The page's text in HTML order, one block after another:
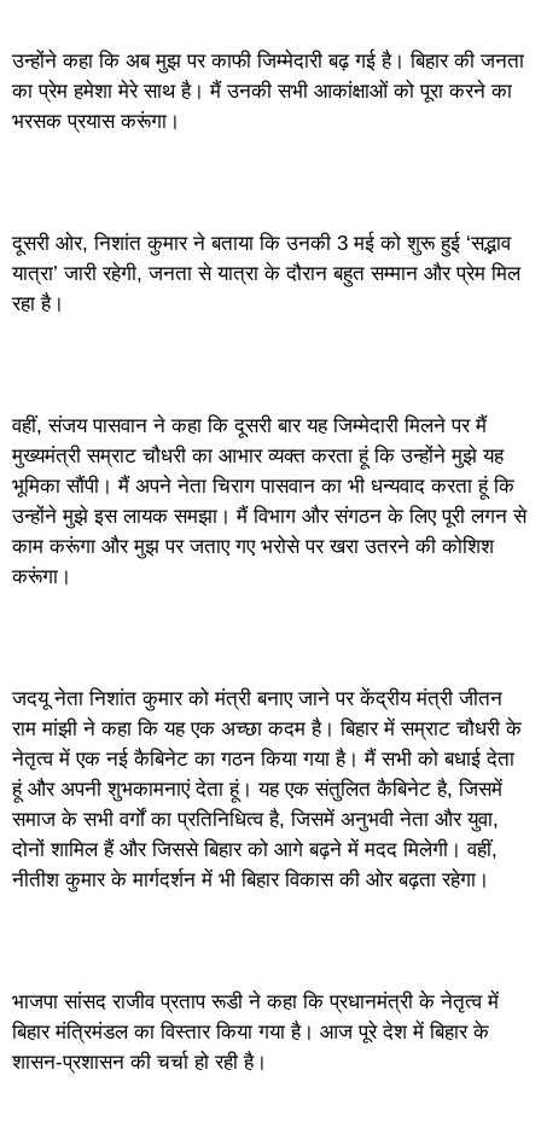
उन्होंने कहा कि अब मुझ पर काफी जिम्मेदारी बढ़ गई है। बिहार की जनता
का प्रेम हमेशा मेरे साथ है। मैं उनकी सभी आकांक्षाओं को पूरा करने का
भरसक प्रयास करूंगा।
दूसरी ओर, निशांत कुमार ने बताया कि उनकी 3 मई को शुरू हुई ‘सद्भाव
यात्रा’ जारी रहेगी, जनता से यात्रा के दौरान बहुत सम्मान और प्रेम मिल
रहा है।
वहीं, संजय पासवान ने कहा कि दूसरी बार यह जिम्मेदारी मिलने पर मैं
मुख्यमंत्री सम्राट चौधरी का आभार व्यक्त करता हूं कि उन्होंने मुझे यह
भूमिका सौंपी। मैं अपने नेता चिराग पासवान का भी धन्यवाद करता हूं कि
उन्होंने मुझे इस लायक समझा। मैं विभाग और संगठन के लिए पूरी लगन से
काम करूंगा और मुझ पर जताए गए भरोसे पर खरा उतरने की कोशिश
करूंगा।
जदयू नेता निशांत कुमार को मंत्री बनाए जाने पर केंद्रीय मंत्री जीतन
राम मांझी ने कहा कि यह एक अच्छा कदम है। बिहार में सम्राट चौधरी के
नेतृत्व में एक नई कैबिनेट का गठन किया गया है। मैं सभी को बधाई देता
हूं और अपनी शुभकामनाएं देता हूं। यह एक संतुलित कैबिनेट है, जिसमें
समाज के सभी वर्गों का प्रतिनिधित्व है, जिसमें अनुभवी नेता और युवा,
दोनों शामिल हैं और जिससे बिहार को आगे बढ़ने में मदद मिलेगी। वहीं,
नीतीश कुमार के मार्गदर्शन में भी बिहार विकास की ओर बढ़ता रहेगा।
भाजपा सांसद राजीव प्रताप रूडी ने कहा कि प्रधानमंत्री के नेतृत्व में
बिहार मंत्रिमंडल का विस्तार किया गया है। आज पूरे देश में बिहार के
शासन-प्रशासन की चर्चा हो रही है।